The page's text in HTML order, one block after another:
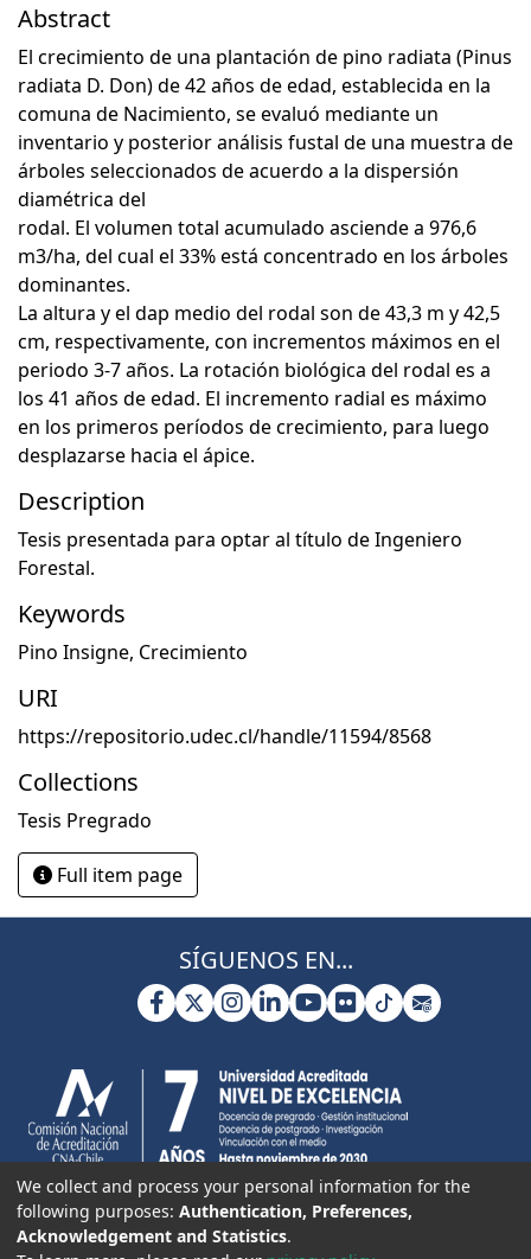
Abstract
El crecimiento de una plantación de pino radiata (Pinus
radiata D. Don) de 42 años de edad, establecida en la
comuna de Nacimiento, se evaluó mediante un
inventario y posterior análisis fustal de una muestra de
árboles seleccionados de acuerdo a la dispersión
diamétrica del
rodal. El volumen total acumulado asciende a 976,6
m3/ha, del cual el 33% está concentrado en los árboles
dominantes.
La altura y el dap medio del rodal son de 43,3 m y 42,5
cm, respectivamente, con incrementos máximos en el
periodo 3-7 años. La rotación biológica del rodal es a
los 41 años de edad. El incremento radial es máximo
en los primeros períodos de crecimiento, para luego
desplazarse hacia el ápice.
Description
Tesis presentada para optar al título de Ingeniero
Forestal.
Keywords
Pino Insigne, Crecimiento
URI
https://repositorio.udec.cl/handle/11594/8568
Collections
Tesis Pregrado
Full item page
SÍGUENOS EN...
We collect and process your personal information for the
following purposes: Authentication, Preferences,
Acknowledgement and Statistics.